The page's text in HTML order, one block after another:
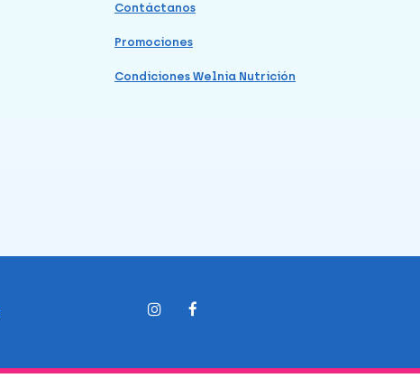
Contáctanos
Promociones
Condiciones Welnia Nutrición